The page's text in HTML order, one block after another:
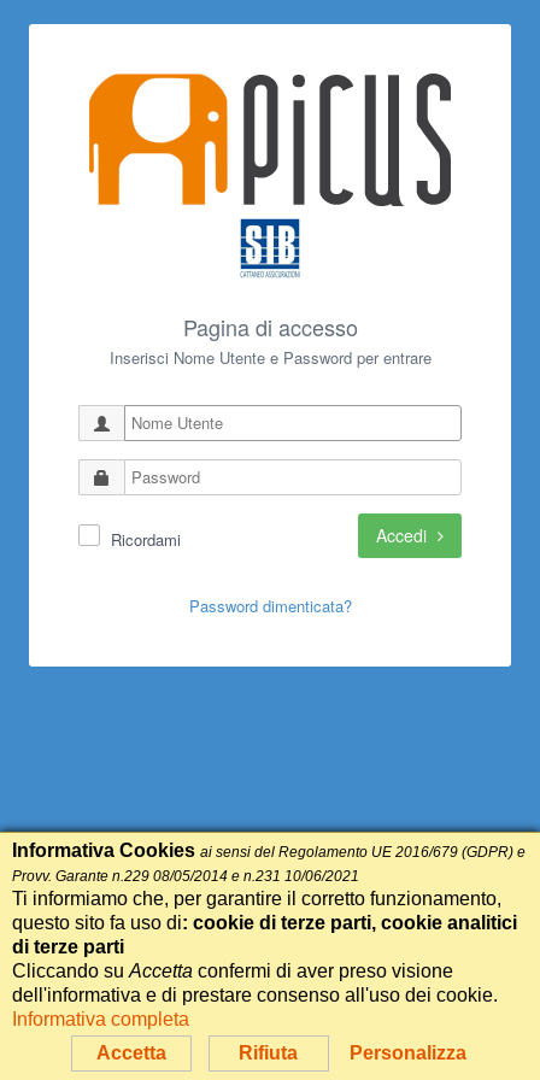
Pagina di accesso
Inserisci Nome Utente e Password per entrare
Ricordami Accedi
Password dimenticata?
Accetta Rifiuta Personalizza
Informativa Cookies ai sensi del Regolamento UE 2016/679 (GDPR) e
Provv. Garante n.229 08/05/2014 e n.231 10/06/2021
Ti informiamo che, per garantire il corretto funzionamento,
questo sito fa uso di: cookie di terze parti, cookie analitici
di terze parti
Cliccando su Accetta confermi di aver preso visione
dell'informativa e di prestare consenso all'uso dei cookie.
Informativa completa